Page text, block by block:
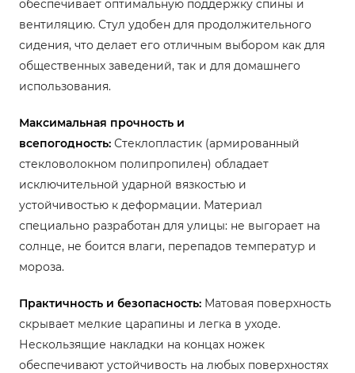
обеспечивает оптимальную поддержку спины и
вентиляцию. Стул удобен для продолжительного
сидения, что делает его отличным выбором как для
общественных заведений, так и для домашнего
использования.
Максимальная прочность и
всепогодность: Стеклопластик (армированный
стекловолокном полипропилен) обладает
исключительной ударной вязкостью и
устойчивостью к деформации. Материал
специально разработан для улицы: не выгорает на
солнце, не боится влаги, перепадов температур и
мороза.
Практичность и безопасность: Матовая поверхность
скрывает мелкие царапины и легка в уходе.
Нескользящие накладки на концах ножек
обеспечивают устойчивость на любых поверхностях